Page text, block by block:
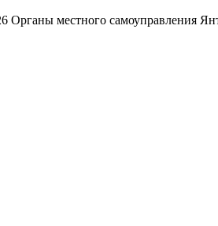
Органы местного самоуправления